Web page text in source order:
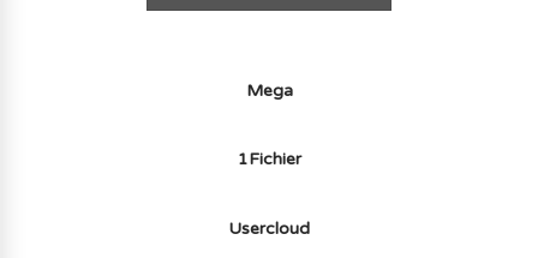
Mega
1Fichier
Usercloud